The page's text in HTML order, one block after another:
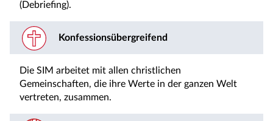
(Debriefing).
Konfessionsübergreifend
Die SIM arbeitet mit allen christlichen
Gemeinschaften, die ihre Werte in der ganzen Welt
vertreten, zusammen.